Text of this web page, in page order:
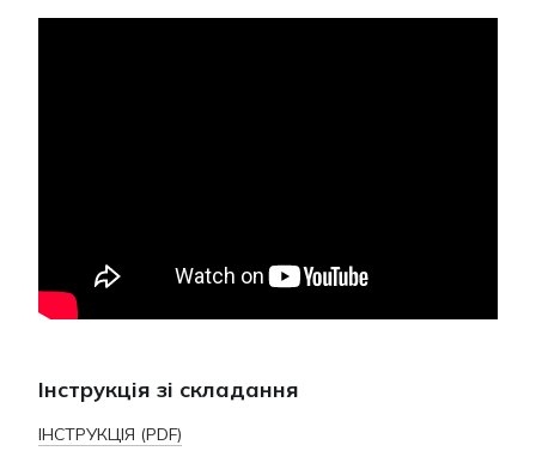
Інструкція зі складання
ІНСТРУКЦІЯ (PDF)